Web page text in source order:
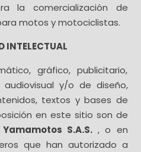
la comercialización de
motos y motociclistas.
INTELECTUAL
gráfico, publicitario,
y/o de diseño,
textos y bases de
en este sitio son de
Yamamotos S.A.S. , o en
que han autorizado a